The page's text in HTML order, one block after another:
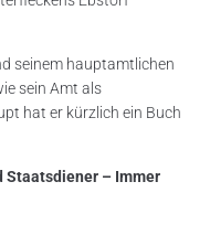
seinem hauptamtlichen
sein Amt als
hat er kürzlich ein Buch
Staatsdiener – Immer